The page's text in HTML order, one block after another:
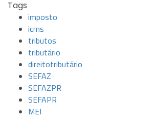
Tags
imposto
icms
tributos
tributário
direitotributário
SEFAZ
SEFAZPR
SEFAPR
MEI